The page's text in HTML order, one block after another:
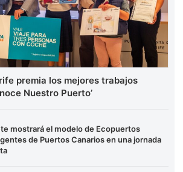
premia los mejores trabajos
Nuestro Puerto’
mostrará el modelo de Ecopuertos
de Puertos Canarios en una jornada